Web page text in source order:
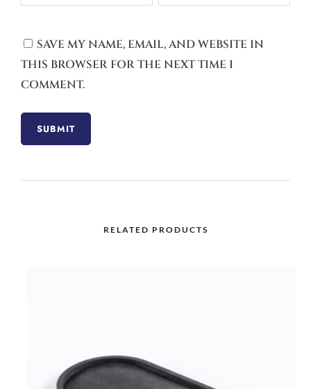
SAVE MY NAME, EMAIL, AND WEBSITE IN
THIS BROWSER FOR THE NEXT TIME I
COMMENT.
RELATED PRODUCTS